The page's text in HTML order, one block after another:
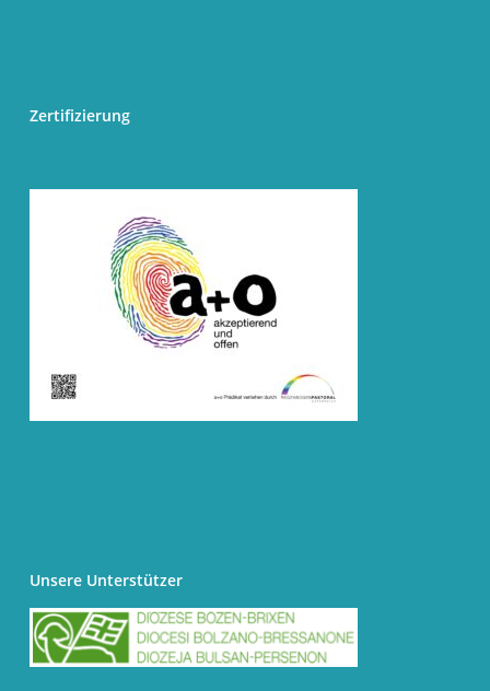
Zertifizierung
Unsere Unterstützer